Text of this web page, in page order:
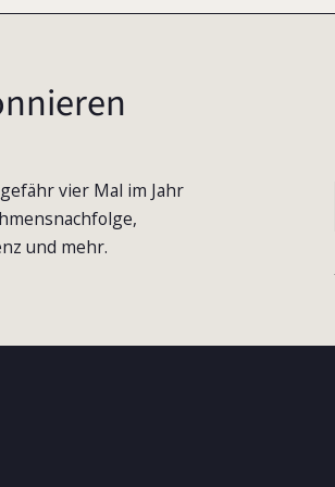
vier Mal im Jahr
und mehr.